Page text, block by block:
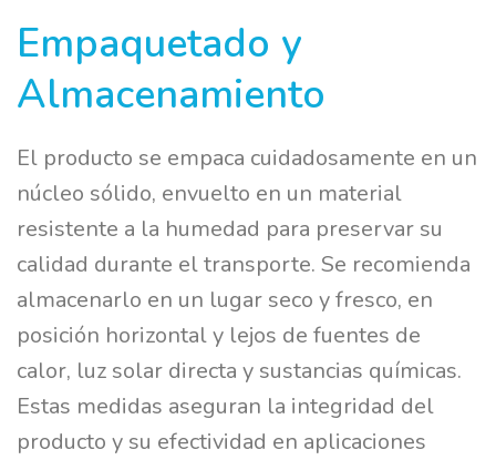
Empaquetado y
Almacenamiento
El producto se empaca cuidadosamente en un
núcleo sólido, envuelto en un material
resistente a la humedad para preservar su
calidad durante el transporte. Se recomienda
almacenarlo en un lugar seco y fresco, en
posición horizontal y lejos de fuentes de
calor, luz solar directa y sustancias químicas.
Estas medidas aseguran la integridad del
producto y su efectividad en aplicaciones